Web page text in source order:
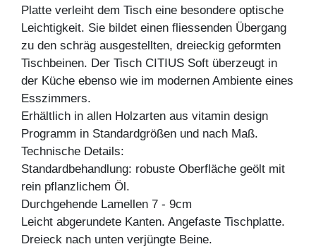
Platte verleiht dem Tisch eine besondere optische
Leichtigkeit. Sie bildet einen fliessenden Übergang
zu den schräg ausgestellten, dreieckig geformten
Tischbeinen. Der Tisch CITIUS Soft überzeugt in
der Küche ebenso wie im modernen Ambiente eines
Esszimmers.
Erhältlich in allen Holzarten aus vitamin design
Programm in Standardgrößen und nach Maß.
Technische Details:
Standardbehandlung: robuste Oberfläche geölt mit
rein pflanzlichem Öl.
Durchgehende Lamellen 7 - 9cm
Leicht abgerundete Kanten. Angefaste Tischplatte.
Dreieck nach unten verjüngte Beine.